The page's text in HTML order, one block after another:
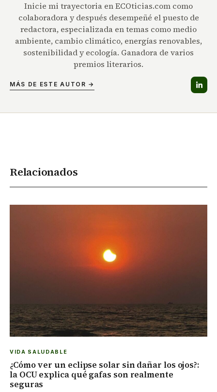
Inicie mi trayectoria en ECOticias.com como
colaboradora y después desempeñé el puesto de
redactora, especializada en temas como medio
ambiente, cambio climático, energías renovables,
sostenibilidad y ecología. Ganadora de varios
premios literarios.
MÁS DE ESTE AUTOR →
Relacionados
VIDA SALUDABLE
¿Cómo ver un eclipse solar sin dañar los ojos?:
la OCU explica qué gafas son realmente
seguras